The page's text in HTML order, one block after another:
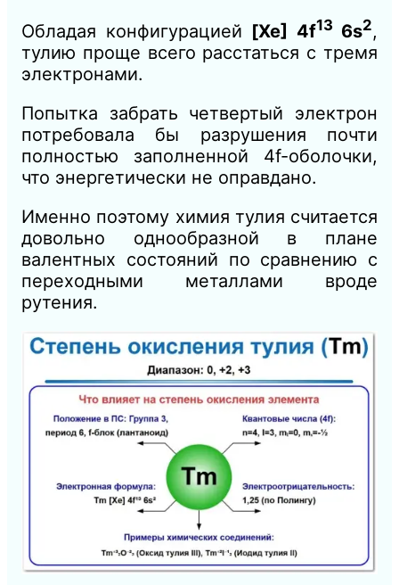
Обладая конфигурацией [Xe] 4f13 6s2,
тулию проще всего расстаться с тремя
электронами.
Попытка забрать четвертый электрон
потребовала бы разрушения почти
полностью заполненной 4f-оболочки,
что энергетически не оправдано.
Именно поэтому химия тулия считается
довольно однообразной в плане
валентных состояний по сравнению с
переходными металлами вроде
рутения.